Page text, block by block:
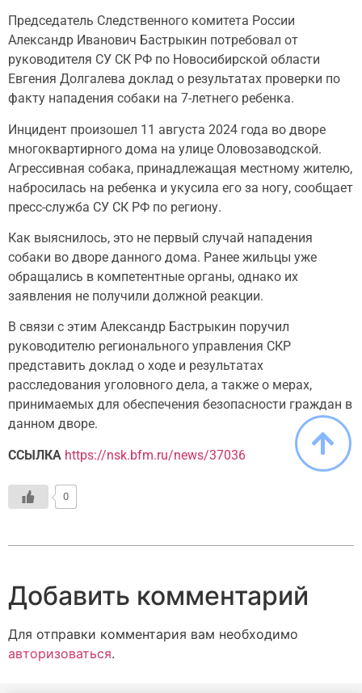
Председатель Следственного комитета России
Александр Иванович Бастрыкин потребовал от
руководителя СУ СК РФ по Новосибирской области
Евгения Долгалева доклад о результатах проверки по
факту нападения собаки на 7-летнего ребенка.
Инцидент произошел 11 августа 2024 года во дворе
многоквартирного дома на улице Оловозаводской.
Агрессивная собака, принадлежащая местному жителю,
набросилась на ребенка и укусила его за ногу, сообщает
пресс-служба СУ СК РФ по региону.
Как выяснилось, это не первый случай нападения
собаки во дворе данного дома. Ранее жильцы уже
обращались в компетентные органы, однако их
заявления не получили должной реакции.
В связи с этим Александр Бастрыкин поручил
руководителю регионального управления СКР
представить доклад о ходе и результатах
расследования уголовного дела, а также о мерах,
принимаемых для обеспечения безопасности граждан в
данном дворе.
ССЫЛКА https://nsk.bfm.ru/news/37036
0
Добавить комментарий
Для отправки комментария вам необходимо
авторизоваться.